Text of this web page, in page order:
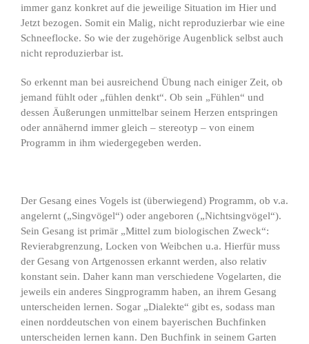
immer ganz konkret auf die jeweilige Situation im Hier und
Jetzt bezogen. Somit ein Malig, nicht reproduzierbar wie eine
Schneeflocke. So wie der zugehörige Augenblick selbst auch
nicht reproduzierbar ist.
So erkennt man bei ausreichend Übung nach einiger Zeit, ob
jemand fühlt oder „fühlen denkt“. Ob sein „Fühlen“ und
dessen Äußerungen unmittelbar seinem Herzen entspringen
oder annähernd immer gleich – stereotyp – von einem
Programm in ihm wiedergegeben werden.
Der Gesang eines Vogels ist (überwiegend) Programm, ob v.a.
angelernt („Singvögel“) oder angeboren („Nichtsingvögel“).
Sein Gesang ist primär „Mittel zum biologischen Zweck“:
Revierabgrenzung, Locken von Weibchen u.a. Hierfür muss
der Gesang von Artgenossen erkannt werden, also relativ
konstant sein. Daher kann man verschiedene Vogelarten, die
jeweils ein anderes Singprogramm haben, an ihrem Gesang
unterscheiden lernen. Sogar „Dialekte“ gibt es, sodass man
einen norddeutschen von einem bayerischen Buchfinken
unterscheiden lernen kann. Den Buchfink in seinem Garten